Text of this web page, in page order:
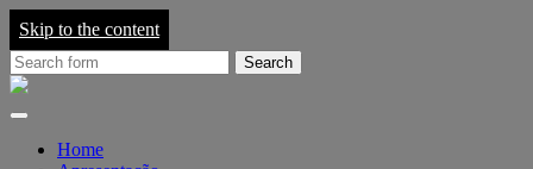
Skip to the content
Search
for:Grupo
em
Home